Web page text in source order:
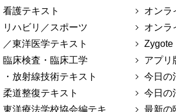
看護テキスト
リハビリ／スポーツ
／東洋医学テキスト
臨床検査・臨床工学
・放射線技術テキスト
柔道整復テキスト
東洋療法学校協会編テキ
オンラ
オンラ
Zygote
アプリ
今日の
今日の
最新の